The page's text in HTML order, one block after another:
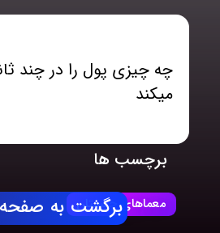
چه چیزی پول را در چند
میکند
برچسب ها
معماهای چیستان
برگشت به